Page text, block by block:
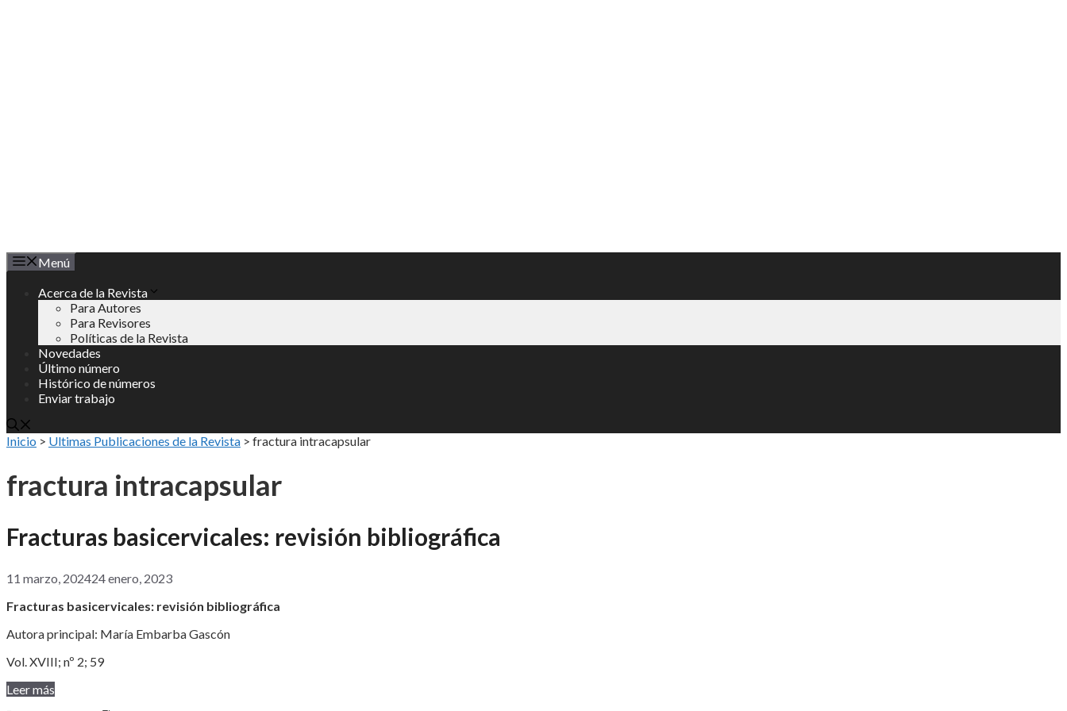
Menú
Acerca de la Revista
Para Autores
Para Revisores
Políticas de la Revista
Novedades
Último número
Histórico de números
Enviar trabajo
Inicio > Ultimas Publicaciones de la Revista > fractura intracapsular
fractura intracapsular
Fracturas basicervicales: revisión bibliográfica
11 marzo, 202424 enero, 2023
Fracturas basicervicales: revisión bibliográfica
Autora principal: María Embarba Gascón
Vol. XVIII; nº 2; 59
Leer más